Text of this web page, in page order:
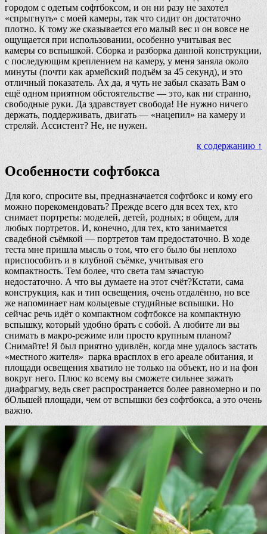
городом с одетым софтбоксом, и он ни разу не захотел
«спрыгнуть» с моей камеры, так что сидит он достаточно
плотно. К тому же сказывается его малый вес и он вовсе не
ощущается при использовании, особенно учитывая вес
камеры со вспышкой. Сборка и разборка данной конструкции,
с последующим креплением на камеру, у меня заняла около
минуты (почти как армейский подъём за 45 секунд), и это
отличный показатель. Ах да, я чуть не забыл сказать Вам о
ещё одном приятном обстоятельстве — это, как ни странно,
свободные руки. Да здравствует свобода! Не нужно ничего
держать, поддерживать, двигать — «нацепил» на камеру и
стреляй. Ассистент? Не, не нужен.
к содержанию ↑
Особенности софтбокса
Для кого, спросите вы, предназначается софтбокс и кому его
можно порекомендовать? Прежде всего для всех тех, кто
снимает портреты: моделей, детей, родных; в общем, для
любых портретов. И, конечно, для тех, кто занимается
свадебной съёмкой — портретов там предостаточно. В ходе
теста мне пришла мысль о том, что его было бы неплохо
приспособить и в клубной съёмке, учитывая его
компактность. Тем более, что света там зачастую
недостаточно. А что вы думаете на этот счёт?Кстати, сама
конструкция, как и тип освещения, очень отдалённо, но все
же напоминает нам кольцевые студийные вспышки. Но
сейчас речь идёт о компактном софтбоксе на компактную
вспышку, который удобно брать с собой. А любите ли вы
снимать в макро-режиме или просто крупным планом?
Снимайте! Я был приятно удивлён, когда мне удалось застать
«местного жителя» парка врасплох в его ареале обитания, и
площади освещения хватило не только на объект, но и на фон
вокруг него. Плюс ко всему вы сможете сильнее зажать
диафрагму, ведь свет распространяется более равномерно и по
бОльшей площади, чем от вспышки без софтбокса, а это очень
важно.